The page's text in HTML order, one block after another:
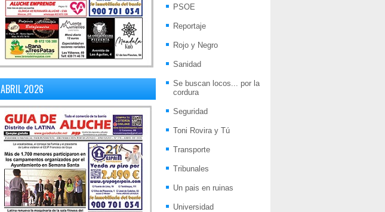
ABRIL 2026
PSOE
Reportaje
Rojo y Negro
Sanidad
Se buscan locos... por la
cordura
Seguridad
Toni Rovira y Tú
Transporte
Tribunales
Un pais en ruinas
Universidad